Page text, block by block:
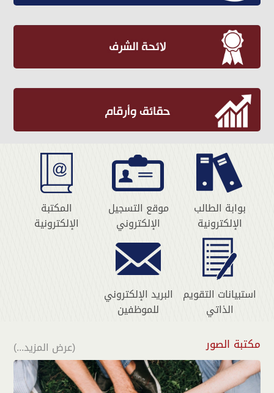
بوابة الطالب
الإلكترونية
موقع التسجيل
الإلكتروني
المكتبة
الإلكترونية
استبيانات التقويم
الذاتي
البريد الإلكتروني
للموظفين
مكتبة الصور (عرض المزيد...)